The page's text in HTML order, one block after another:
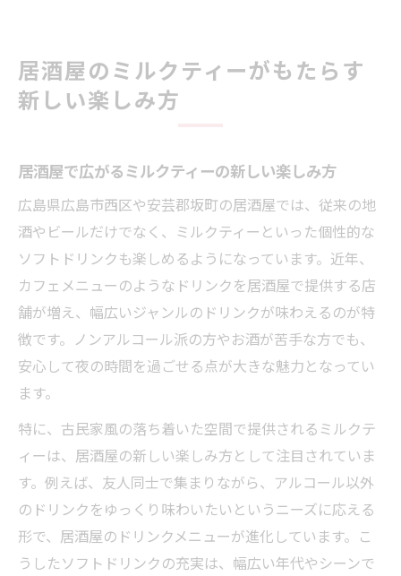
居酒屋のミルクティーがもたらす
新しい楽しみ方
居酒屋で広がるミルクティーの新しい楽しみ方
広島県広島市西区や安芸郡坂町の居酒屋では、従来の地
酒やビールだけでなく、ミルクティーといった個性的な
ソフトドリンクも楽しめるようになっています。近年、
カフェメニューのようなドリンクを居酒屋で提供する店
舗が増え、幅広いジャンルのドリンクが味わえるのが特
徴です。ノンアルコール派の方やお酒が苦手な方でも、
安心して夜の時間を過ごせる点が大きな魅力となってい
ます。
特に、古民家風の落ち着いた空間で提供されるミルクテ
ィーは、居酒屋の新しい楽しみ方として注目されていま
す。例えば、友人同士で集まりながら、アルコール以外
のドリンクをゆっくり味わいたいというニーズに応える
形で、居酒屋のドリンクメニューが進化しています。こ
うしたソフトドリンクの充実は、幅広い年代やシーンで